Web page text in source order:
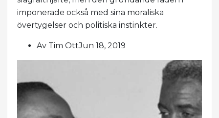
imponerade också med sina moraliska
övertygelser och politiska instinkter.
Av Tim OttJun 18, 2019